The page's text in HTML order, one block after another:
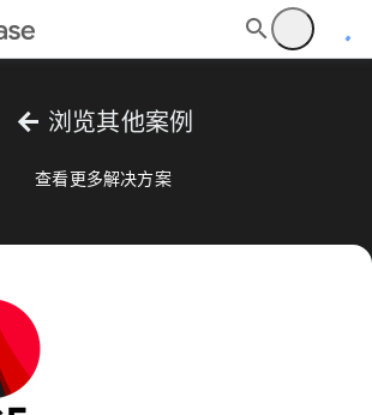
arrow_back 浏览其他案例
查看更多解决方案